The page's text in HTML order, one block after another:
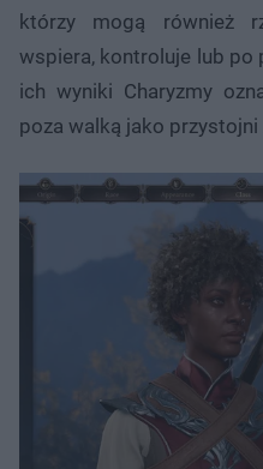
którzy mogą również
wspiera, kontroluje lub po
ich wyniki Charyzmy
poza walką jako przystojni